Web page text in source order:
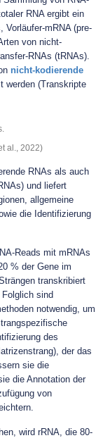
RNA ergibt ein
Vorläufer-mRNA (pre-
von nicht-
RNAs (tRNAs).
nicht-kodierende
werden (Transkripte
al., 2022)
RNAs als auch
und liefert
allgemeine
die Identifizierung
Reads mit mRNAs
% der Gene im
transkribiert
sind
notwendig, um
des
der das
sie die
die Annotation der
von
wird rRNA, die 80-